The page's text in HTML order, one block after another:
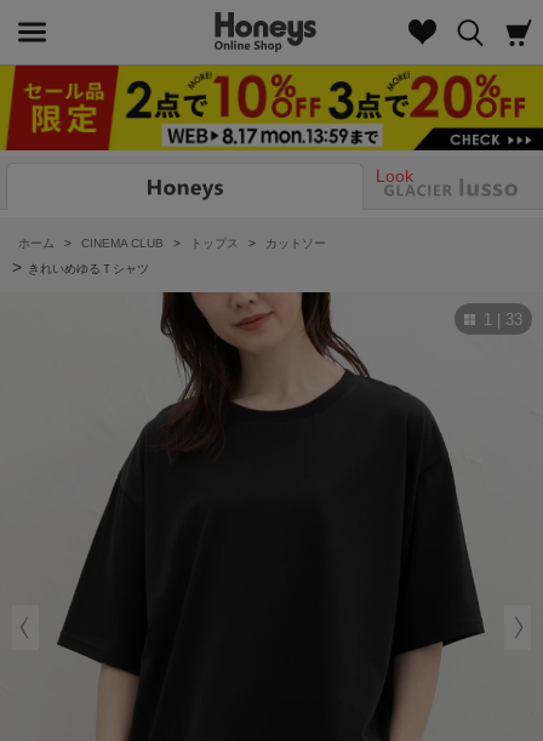
Look
ホーム > CINEMA CLUB > トップス > カットソー
> きれいめゆるＴシャツ
1 | 33